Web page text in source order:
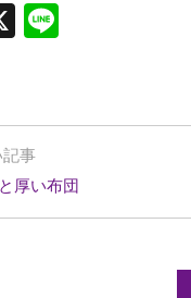
X
事
厚い布団